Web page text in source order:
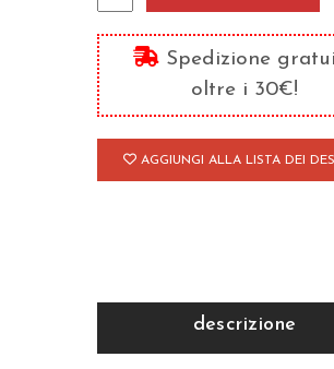
del
cristianesimo
-
Un
tempo
Spedizione
oltre i 30€!
AGGIUNGI ALLA LISTA DEI
descrizione